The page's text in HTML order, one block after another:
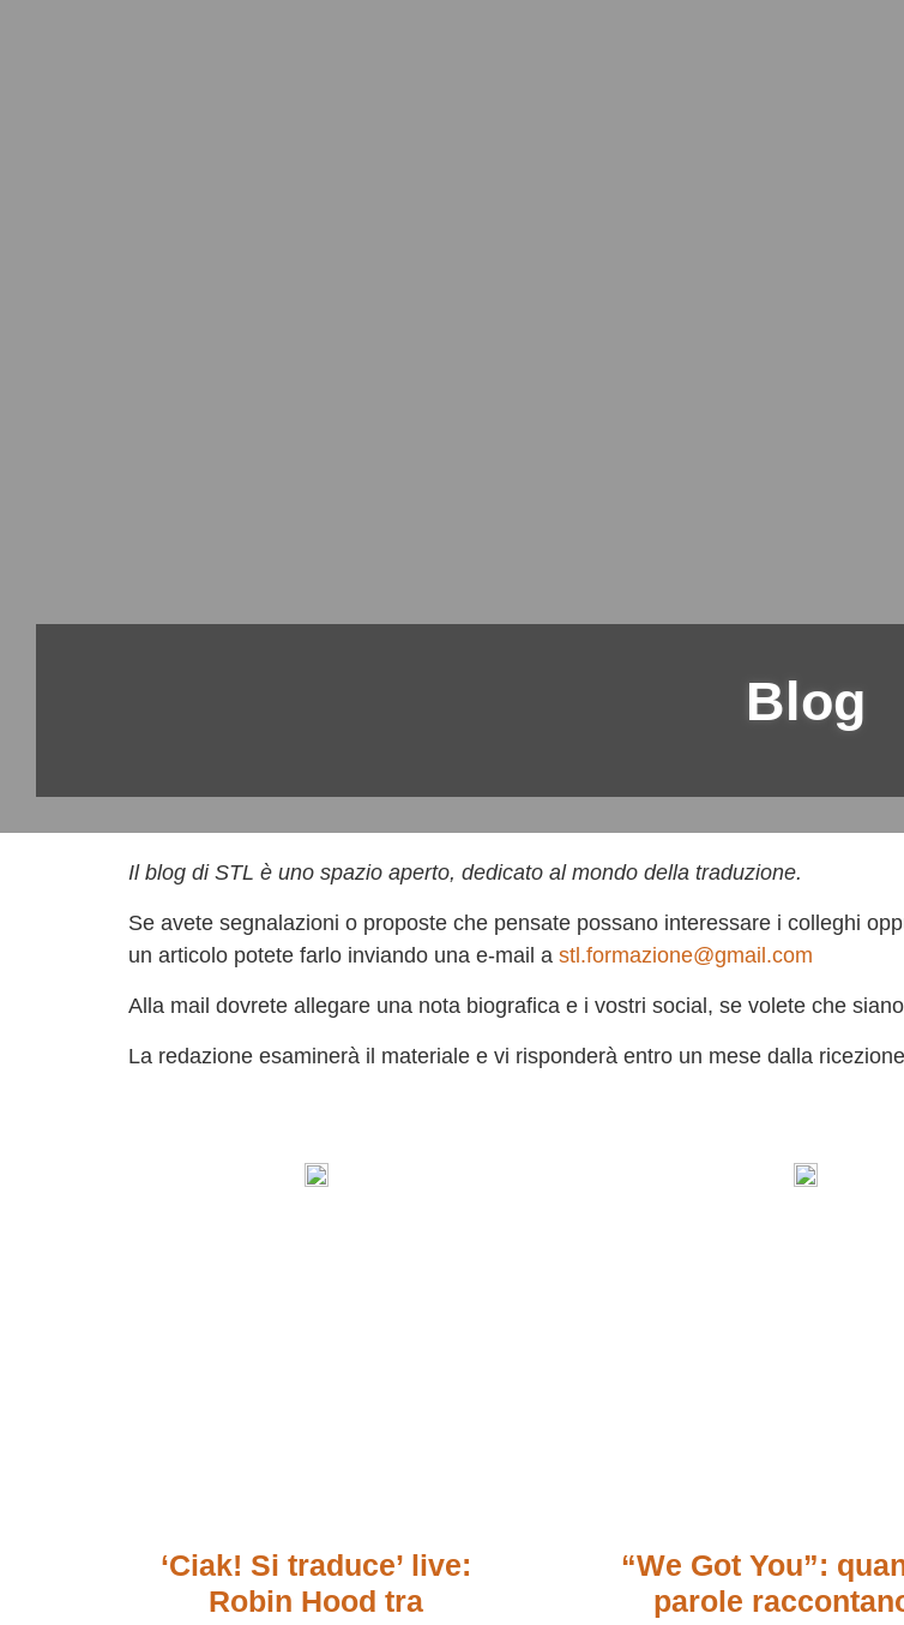
Blog
Il blog di STL è uno spazio aperto, dedicato al mondo della traduzione.
Se avete segnalazioni o proposte che pensate possano interessare i colleghi
un articolo potete farlo inviando una e-mail a stl.formazione@gmail.com
Alla mail dovrete allegare una nota biografica e i vostri social, se volete che
La redazione esaminerà il materiale e vi risponderà entro un mese dalla
‘Ciak! Si traduce’ live:
Robin Hood tra
“We Got You”:
parole